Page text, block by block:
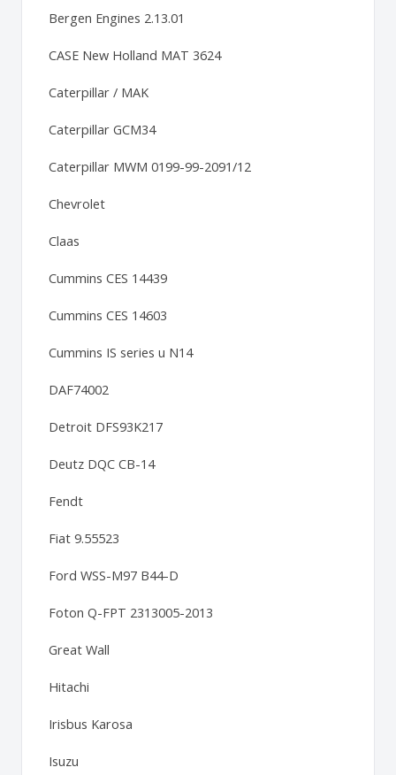
Bergen Engines 2.13.01
CASE New Holland MAT 3624
Caterpillar / MAK
Caterpillar GCM34
Caterpillar MWM 0199-99-2091/12
Chevrolet
Claas
Cummins CES 14439
Cummins CES 14603
Cummins IS series u N14
DAF74002
Detroit DFS93K217
Deutz DQC CB-14
Fendt
Fiat 9.55523
Ford WSS-M97 B44-D
Foton Q-FPT 2313005-2013
Great Wall
Hitachi
Irisbus Karosa
Isuzu